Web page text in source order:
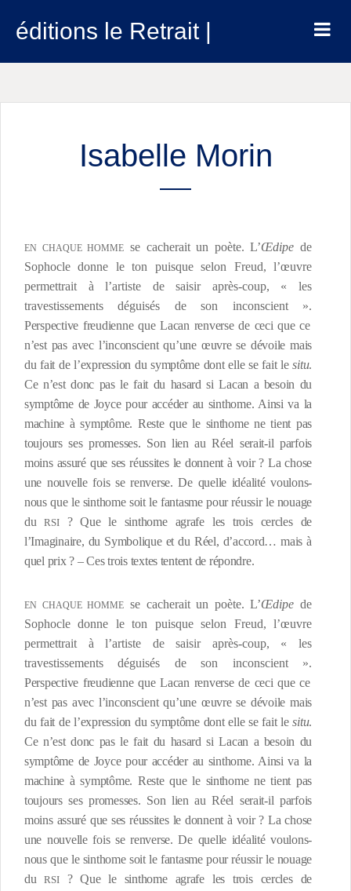
éditions le Retrait |
Isabelle Morin
EN CHAQUE HOMME se cacherait un poète. L’Œdipe de
Sophocle donne le ton puisque selon Freud, l’œuvre
permettrait à l’artiste de saisir après-coup, « les
travestissements déguisés de son inconscient ».
Perspective freudienne que Lacan renverse de ceci que ce
n’est pas avec l’inconscient qu’une œuvre se dévoile mais
du fait de l’expression du symptôme dont elle se fait lesitu.
Ce n’est donc pas le fait du hasard si Lacan a besoin du
symptôme de Joyce pour accéder au sinthome. Ainsi va la
machine à symptôme. Reste que le sinthome ne tient pas
toujours ses promesses. Son lien au Réel serait-il parfois
moins assuré que ses réussites le donnent à voir ? La chose
une nouvelle fois se renverse. De quelle idéalité voulons-
nous que le sinthome soit le fantasme pour réussir le nouage
duRSI? Que le sinthome agrafe les trois cercles de
l’Imaginaire, du Symbolique et du Réel, d’accord… mais à
quel prix ? – Ces trois textes tentent de répondre.
EN CHAQUE HOMME se cacherait un poète. L’Œdipe de
Sophocle donne le ton puisque selon Freud, l’œuvre
permettrait à l’artiste de saisir après-coup, « les
travestissements déguisés de son inconscient ».
Perspective freudienne que Lacan renverse de ceci que ce
n’est pas avec l’inconscient qu’une œuvre se dévoile mais
du fait de l’expression du symptôme dont elle se fait lesitu.
Ce n’est donc pas le fait du hasard si Lacan a besoin du
symptôme de Joyce pour accéder au sinthome. Ainsi va la
machine à symptôme. Reste que le sinthome ne tient pas
toujours ses promesses. Son lien au Réel serait-il parfois
moins assuré que ses réussites le donnent à voir ? La chose
une nouvelle fois se renverse. De quelle idéalité voulons-
nous que le sinthome soit le fantasme pour réussir le nouage
duRSI? Que le sinthome agrafe les trois cercles de